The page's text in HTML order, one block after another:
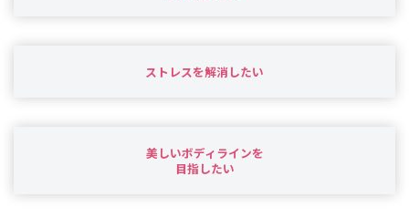
ストレスを解消したい
美しいボディラインを
目指したい